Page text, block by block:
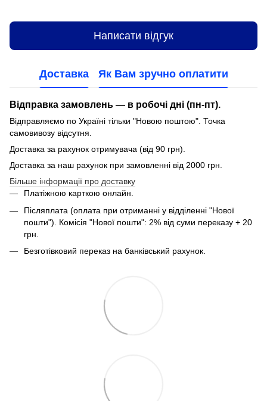
Написати відгук
Доставка Як Вам зручно оплатити
Відправка замовлень — в робочі дні (пн-пт).
Відправляємо по Україні тільки "Новою поштою". Точка
самовивозу відсутня.
Доставка за рахунок отримувача (від 90 грн).
Доставка за наш рахунок при замовленні від 2000 грн.
Більше інформації про доставку
Платіжною карткою онлайн.
Післяплата (оплата при отриманні у відділенні "Нової
пошти"). Комісія "Нової пошти": 2% від суми переказу + 20
грн.
Безготівковий переказ на банківський рахунок.